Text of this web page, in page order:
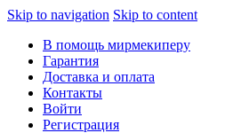
Skip to navigation Skip to content
В помощь мирмекиперу
Гарантия
Доставка и оплата
Контакты
Войти
Регистрация